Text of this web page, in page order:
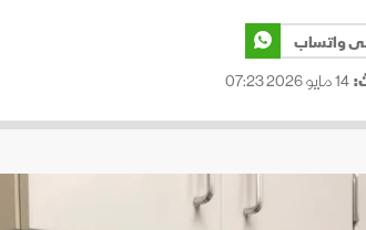
على واتساب
14 مايو 2026 07:23